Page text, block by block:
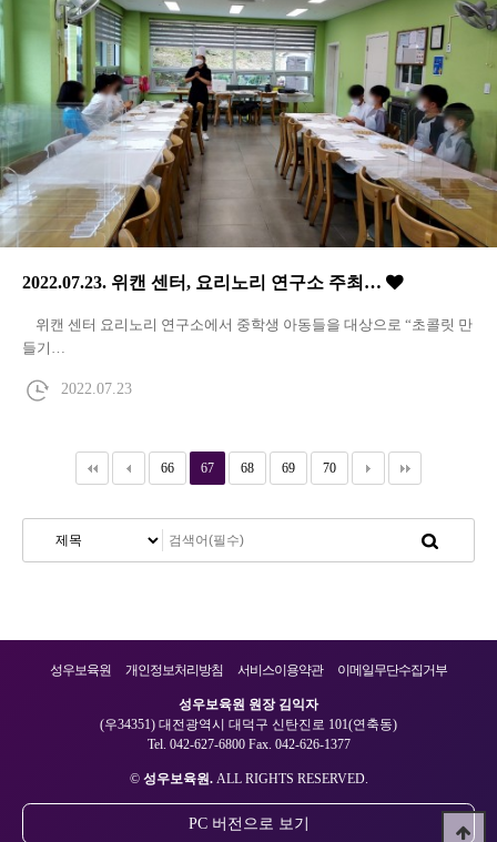
2022.07.23. 위캔 센터, 요리노리 연구소 주최…
위캔 센터 요리노리 연구소에서 중학생 아동들을 대상으로 “초콜릿 만
들기…
2022.07.23
66 67 68 69 70
성우보육원 개인정보처리방침 서비스이용약관 이메일무단수집거부
성우보육원 원장 김익자
(우34351) 대전광역시 대덕구 신탄진로 101(연축동)
Tel. 042-627-6800 Fax. 042-626-1377
© 성우보육원.ALL RIGHTS RESERVED.
PC 버전으로 보기